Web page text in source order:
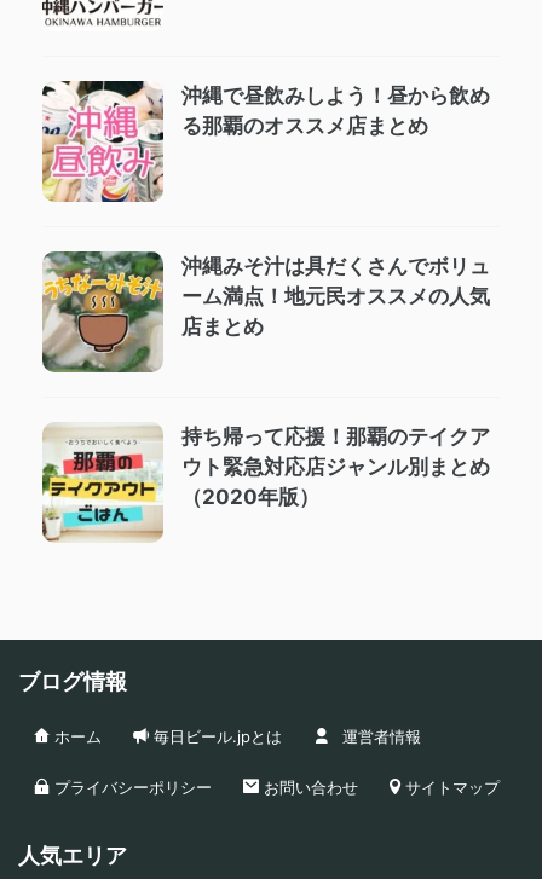
沖縄で昼飲みしよう！昼から飲め
る那覇のオススメ店まとめ
沖縄みそ汁は具だくさんでボリュ
ーム満点！地元民オススメの人気
店まとめ
持ち帰って応援！那覇のテイクア
ウト緊急対応店ジャンル別まとめ
（2020年版）
ブログ情報
ホーム 毎日ビール.jpとは 運営者情報
プライバシーポリシー お問い合わせ サイトマップ
人気エリア